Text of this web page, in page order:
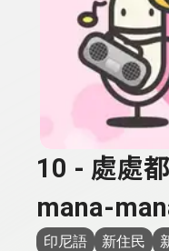
10 - 處處
mana-
印尼語 新住民